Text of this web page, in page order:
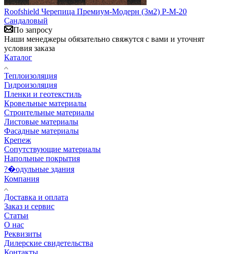
Roofshield Черепица Премиум-Модерн (3м2) P-M-20
Сандаловый
По запросу
Наши менеджеры обязательно свяжутся с вами и уточнят
условия заказа
Каталог
Теплоизоляция
Гидроизоляция
Пленки и геотекстиль
Кровельные материалы
Строительные материалы
Листовые материалы
Фасадные материалы
Крепеж
Сопутствующие материалы
Напольные покрытия
?�одульные здания
Компания
Доставка и оплата
Заказ и сервис
Статьи
О нас
Реквизиты
Дилерские свидетельства